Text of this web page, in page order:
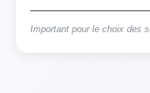
Important pour le choix des